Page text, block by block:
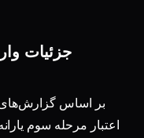
بر اساس
اعتبار مرحله سوم یارانه